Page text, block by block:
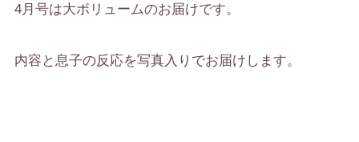
4月号は大ボリュームのお届けです。
内容と息子の反応を写真入りでお届けします。